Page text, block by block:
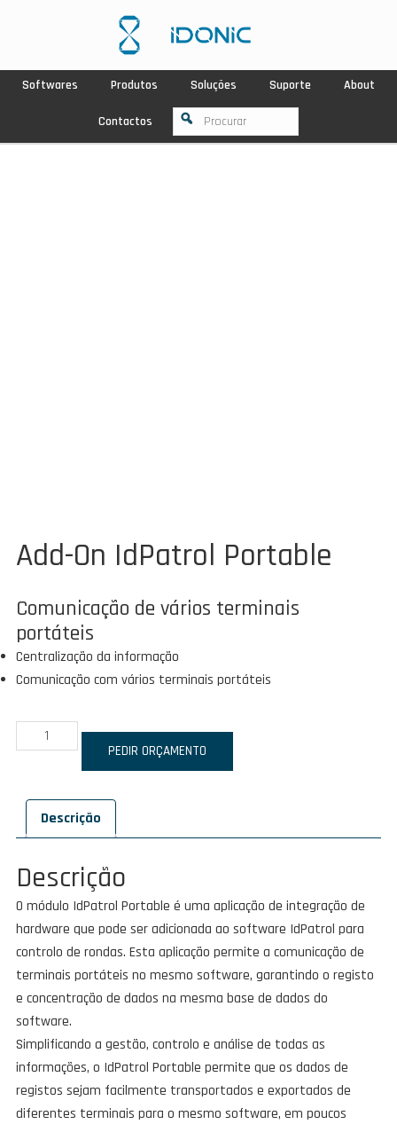
Softwares Produtos Soluções Suporte About
Contactos
Add-On IdPatrol Portable
Comunicação de vários terminais
portáteis
Centralização da informação
Comunicação com vários terminais portáteis
Quantidade
de
On
IdPatrol
Portable
PEDIR ORÇAMENTO
Descrição
Descrição
O módulo IdPatrol Portable é uma aplicação de integração de
hardware que pode ser adicionada ao software IdPatrol para
controlo de rondas. Esta aplicação permite a comunicação de
terminais portáteis no mesmo software, garantindo o registo
e concentração de dados na mesma base de dados do
software.
Simplificando a gestão, controlo e análise de todas as
informações, o IdPatrol Portable permite que os dados de
registos sejam facilmente transportados e exportados de
diferentes terminais para o mesmo software, em poucos